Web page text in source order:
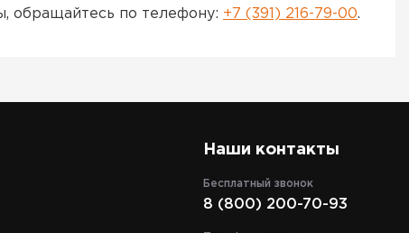
обращайтесь по телефону: +7 (391) 216-79-00.
Наши контакты
Бесплатный звонок
8 (800) 200-70-93